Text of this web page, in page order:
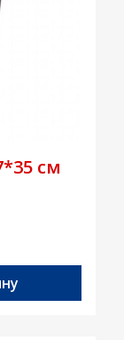
см